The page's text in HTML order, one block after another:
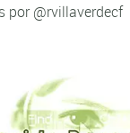
por @rvillaverdecf